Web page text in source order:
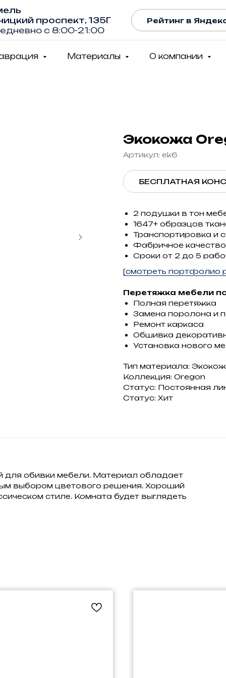
проспект, 135Г
с 8:00-21:00
Рейтинг в Яндекс
Материалы О компании
Экокожа
Артикул: ek6
БЕСПЛАТНАЯ
2 подушки в тон
1647+ образцов
Транспортировка и
Фабричное
Сроки от 2 до 5
[смотреть портфолио
Перетяжка мебели
Полная перетяжка
Замена поролона и
Ремонт каркаса
Обшивка
Установка нового
Тип материала:
Коллекция: Oregon
Статус: Постоянная
Статус: Хит
для обивки мебели. Материал обладает
выбором цветового решения. Хороший
стиле. Комната будет выглядеть